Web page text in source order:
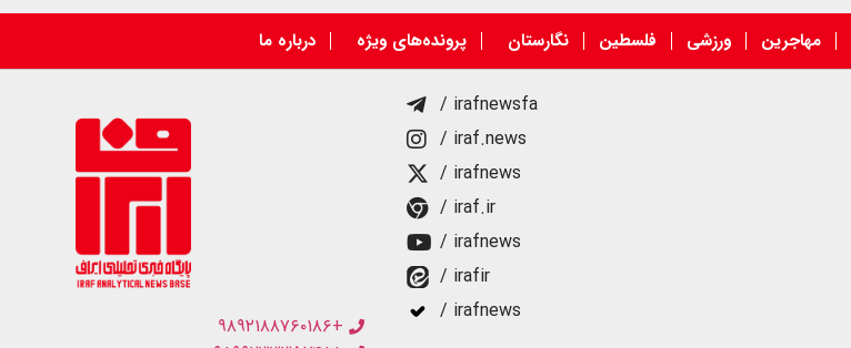
مهاجرین ورزشی فلسطین نگارستان پرونده‌های ویژه درباره ما
/ irafnewsfa
/ iraf.news
/ irafnews
/ iraf.ir
/ irafnews
/ irafir
/ irafnews
+۹۸۹۲۱۸۸۷۶۰۱۸۶